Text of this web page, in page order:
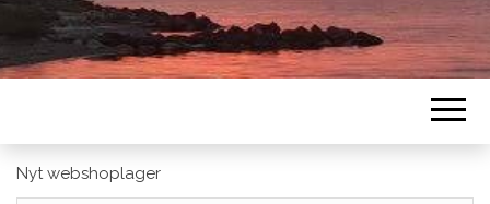
Nyt webshoplager